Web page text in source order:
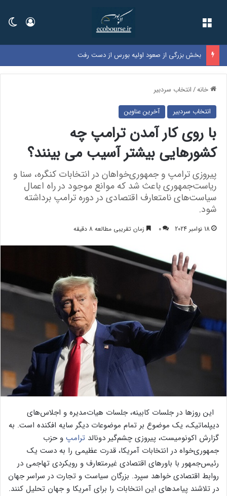
ورود
بخش بزرگی از صعود اولیه بورس از دست رفت
خانه/انتخاب سردبیر
انتخاب سردبیر آخرین عناوین
با روی کار آمدن ترامپ چه
کشورهایی بیشتر آسیب می بینند؟
پیروزی ترامپ و جمهوری‌خواهان در انتخابات‌ کنگره، سنا و
ریاست‌جمهوری باعث شد که موانع موجود در راه اعمال
سیاست‌های نامتعارف اقتصادی در دوره ترامپ برداشته
شود.
18 نوامبر 2024 0 زمان تقریبی مطالعه 8 دقیقه
این روزها در جلسات کابینه، جلسات هیات‌مدیره و اجلاس‌های
دیپلماتیک، یک موضوع بر تمام موضوعات دیگر سایه افکنده است. به
گزارش اکونومیست، پیروزی چشم‌گیر دونالد ترامپ و حزب
جمهوری‌خواه در انتخابات آمریکا، قدرت عظیمی را به دست یک
رئیس‌جمهور با باورهای اقتصادی غیرمتعارف و رویکردی تهاجمی در
روابط اقتصادی خواهد سپرد. بزرگان سیاست و تجارت در سراسر جهان
در تلاشند پیامدهای این انتخابات را برای آمریکا و جهان تحلیل کنند.